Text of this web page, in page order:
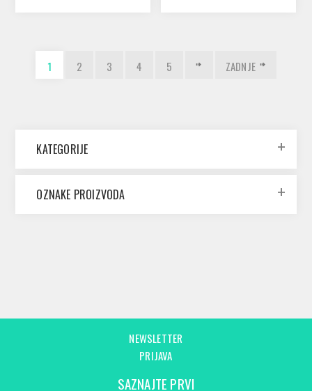
1 2 3 4 5 ZADNJE
KATEGORIJE
OZNAKE PROIZVODA
NEWSLETTER
PRIJAVA
SAZNAJTE PRVI